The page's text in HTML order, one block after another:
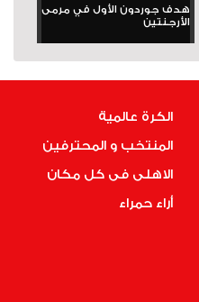
هدف جوردون الأول في مرمى
الأرجنتين
الكرة عالمية
المنتخب و المحترفين
الاهلى فى كل مكان
أراء حمراء